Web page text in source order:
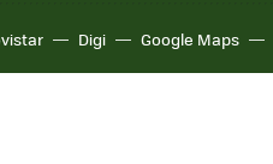
Digi Google Maps